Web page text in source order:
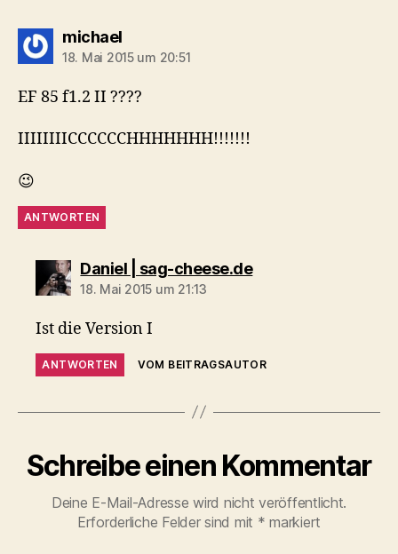
michaelsagt:
18. Mai 2015 um 20:51
EF 85 f1.2 II ????
IIIIIIIICCCCCCHHHHHHH!!!!!!!
😉
ANTWORTEN
Daniel | sag-cheese.desagt:
18. Mai 2015 um 21:13
Ist die Version I
ANTWORTEN VOM BEITRAGSAUTOR
Schreibe einen Kommentar
Deine E-Mail-Adresse wird nicht veröffentlicht.
Erforderliche Felder sind mit * markiert